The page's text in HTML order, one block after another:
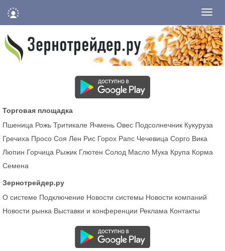
Торговая площадка
Пшеница Рожь Тритикале Ячмень Овес Подсолнечник Кукуруза
Гречиха Просо Соя Лен Рис Горох Рапс Чечевица Сорго Вика
Люпин Горчица Рыжик Глютен Солод Масло Мука Крупа Корма
Семена
Зернотрейдер.ру
О системе Подключение Новости системы Новости компаний
Новости рынка Выставки и конференции Реклама Контакты